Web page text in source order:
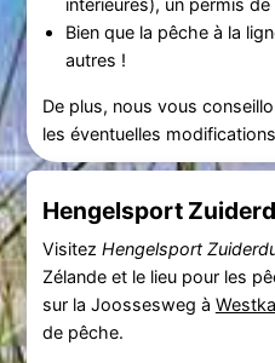
intérieures), un permis
Bien que la pêche à la
autres !
De plus, nous vous
les éventuelles
Hengelsport
Visitez Hengelsport
Zélande et le lieu pour les
sur la Joossesweg à
de pêche.